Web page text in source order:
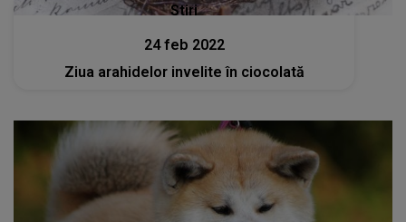
Stiri
24 feb 2022
Ziua arahidelor invelite în ciocolată